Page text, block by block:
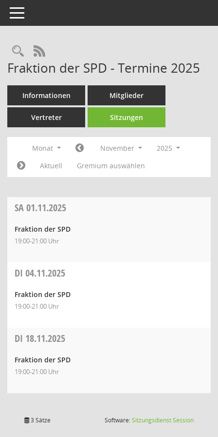
Toggle navigation
Rechercheauswahl
RSS-Feed
Fraktion der SPD - Termine 2025
Informationen Mitglieder
Vertreter Sitzungen
Monat November
2025
Aktuell
Gremium auswählen
SA01.11.2025
Fraktion der SPD
19:00-21:00 Uhr
DI 04.11.2025
Fraktion der SPD
19:00-21:00 Uhr
DI 18.11.2025
Fraktion der SPD
19:00-21:00 Uhr
3 Sätze Software:SitzungsdienstSession(Wird in